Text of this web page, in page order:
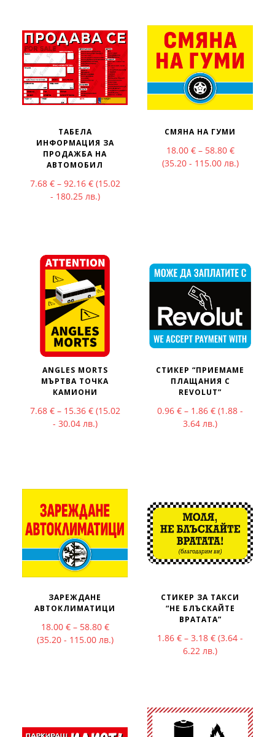
ТАБЕЛА
ИНФОРМАЦИЯ ЗА
ПРОДАЖБА НА
АВТОМОБИЛ
7.68 € – 92.16 €Price range: 7.68 € through 92.16 €
(15.02
- 180.25 лв.)
СМЯНА НА ГУМИ
18.00 € – 58.80 €Price
(35.20 - 115.00 лв.)
ANGLES MORTS
МЪРТВА ТОЧКА
КАМИОНИ
7.68 € – 15.36 €Price range: 7.68 € through 15.36 €
(15.02
- 30.04 лв.)
СТИКЕР “ПРИЕМАМЕ
ПЛАЩАНИЯ С
REVOLUT”
0.96 € – 1.86 €Price range:
(1.88 -
3.64 лв.)
ЗАРЕЖДАНЕ
АВТОКЛИМАТИЦИ
18.00 € – 58.80 €Price range: 18.00 € through 58.80 €
(35.20 - 115.00 лв.)
СТИКЕР ЗА ТАКСИ
“НЕ БЛЪСКАЙТЕ
ВРАТАТА”
1.86 € – 3.18 €Price range:
(3.64 -
6.22 лв.)